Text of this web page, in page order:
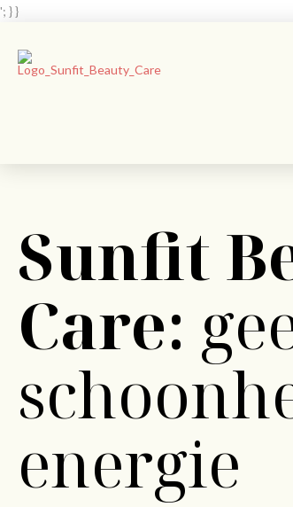
'; } }
Sunfit
Care:
energie